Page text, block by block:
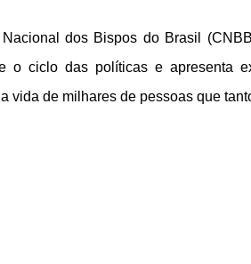
dos Bispos do Brasil
o ciclo das políticas e apresenta
vida de milhares de pessoas que